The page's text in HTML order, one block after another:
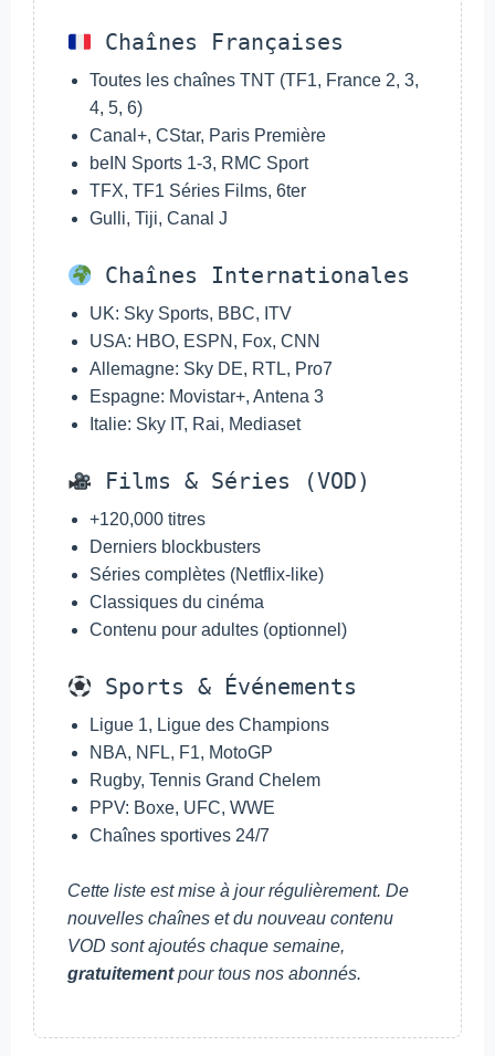
Chaînes Françaises
Toutes les chaînes TNT (TF1, France 2, 3,
4, 5, 6)
Canal+, CStar, Paris Première
beIN Sports 1-3, RMC Sport
TFX, TF1 Séries Films, 6ter
Gulli, Tiji, Canal J
Chaînes Internationales
UK: Sky Sports, BBC, ITV
USA: HBO, ESPN, Fox, CNN
Allemagne: Sky DE, RTL, Pro7
Espagne: Movistar+, Antena 3
Italie: Sky IT, Rai, Mediaset
Films & Séries (VOD)
+120,000 titres
Derniers blockbusters
Séries complètes (Netflix-like)
Classiques du cinéma
Contenu pour adultes (optionnel)
Sports & Événements
Ligue 1, Ligue des Champions
NBA, NFL, F1, MotoGP
Rugby, Tennis Grand Chelem
PPV: Boxe, UFC, WWE
Chaînes sportives 24/7
Cette liste est mise à jour régulièrement. De
nouvelles chaînes et du nouveau contenu
VOD sont ajoutés chaque semaine,
gratuitementpour tous nos abonnés.